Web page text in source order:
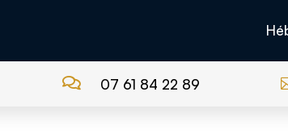
 07 61 84 22 89